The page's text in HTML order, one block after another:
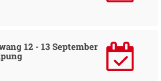
12 - 13 September